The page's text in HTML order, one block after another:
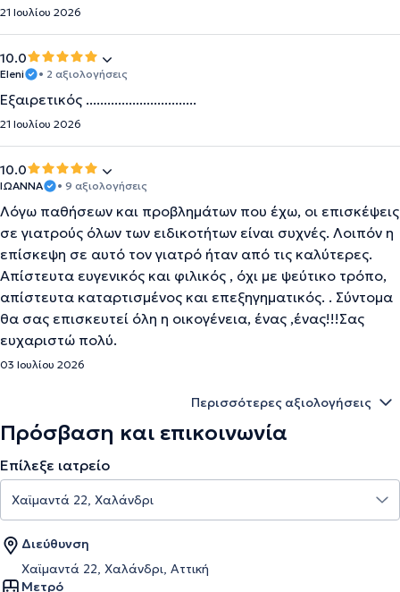
21 Ιουλίου 2026
10.0
Eleni • 2 αξιολογήσεις
Εξαιρετικός ...............................
21 Ιουλίου 2026
10.0
ΙΩΑΝΝΑ • 9 αξιολογήσεις
Λόγω παθήσεων και προβλημάτων που έχω, οι επισκέψεις
σε γιατρούς όλων των ειδικοτήτων είναι συχνές. Λοιπόν η
επίσκεψη σε αυτό τον γιατρό ήταν από τις καλύτερες.
Απίστευτα ευγενικός και φιλικός , όχι με ψεύτικο τρόπο,
απίστευτα καταρτισμένος και επεξηγηματικός. . Σύντομα
θα σας επισκευτεί όλη η οικογένεια, ένας ,ένας!!!Σας
ευχαριστώ πολύ.
03 Ιουλίου 2026
Περισσότερες αξιολογήσεις
Πρόσβαση και επικοινωνία
Επίλεξε ιατρείο
Διεύθυνση
Χαϊμαντά 22, Χαλάνδρι, Αττική
Μετρό